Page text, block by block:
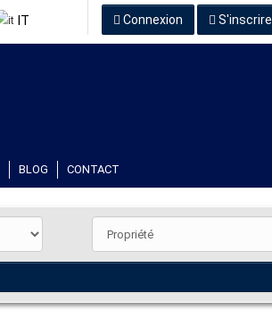
IT Connexion S'inscrire
BLOG CONTACT